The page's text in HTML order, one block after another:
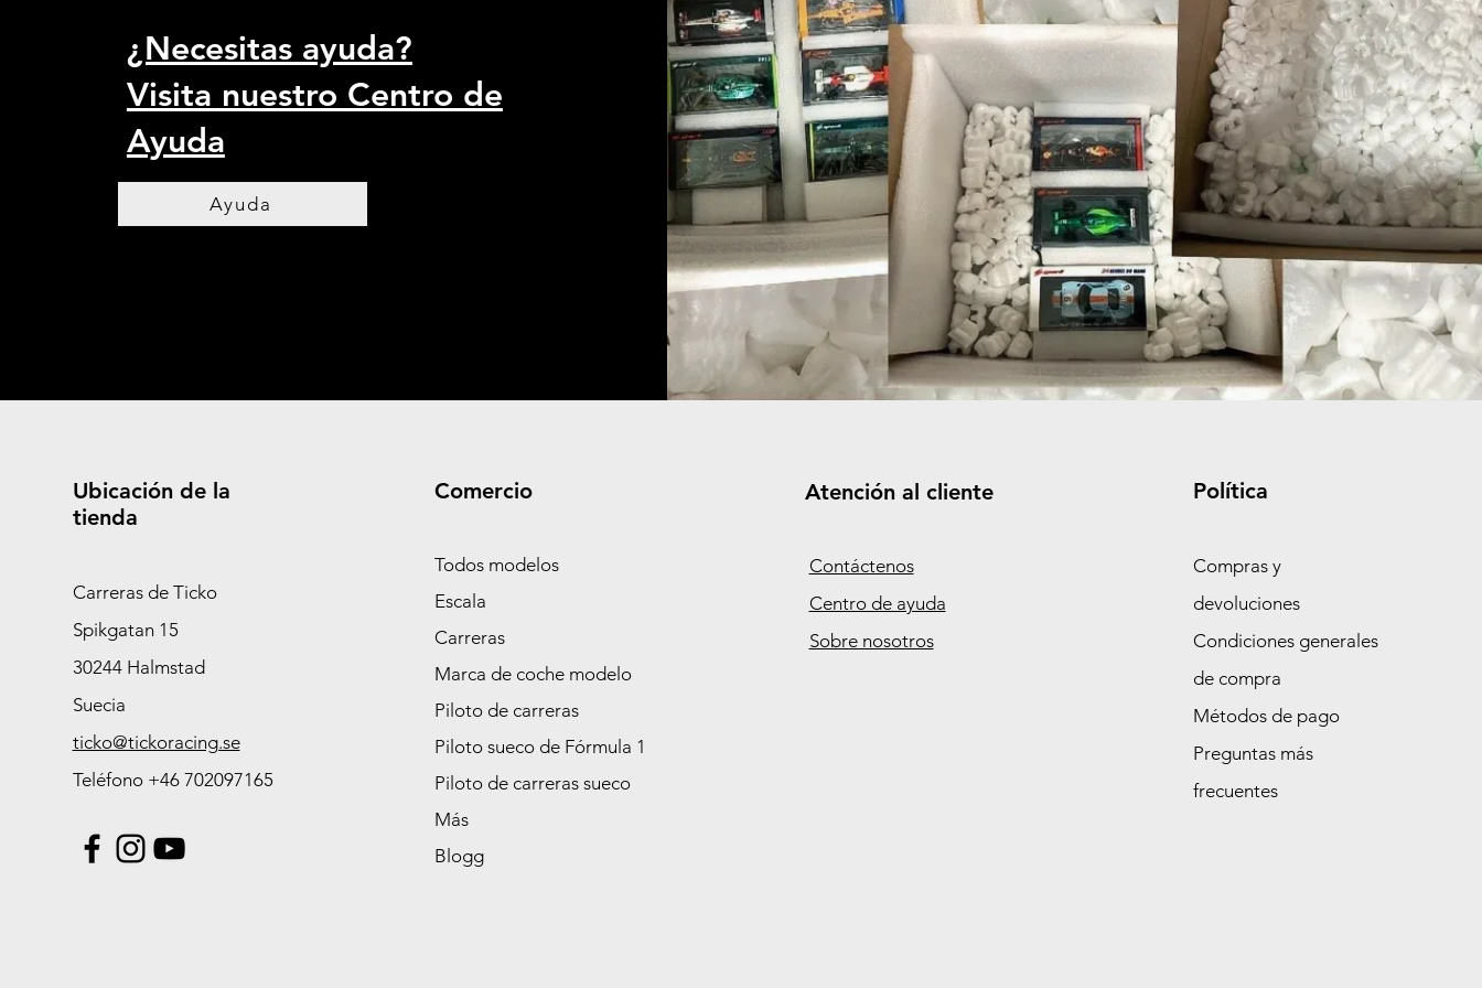
¿Necesitas ayuda?
Visita nuestro Centro de
Ayuda
Ayuda
Ubicación de la
tienda
Carreras de Ticko
Spikgatan 15
30244 Halmstad
Suecia
ticko@tickoracing.se
Teléfono +46 702097165
Comercio
Todos modelos
Escala
Carreras
Marca de coche modelo
Piloto de carreras
Piloto sueco de Fórmula 1
Piloto de carreras sueco
Más
Blogg
Atención al cliente
Contáctenos
Centro de ayuda
Sobre nosotros
Política
Compras y
devoluciones
Condiciones generales
de compra
Métodos de pago
Preguntas más
frecuentes